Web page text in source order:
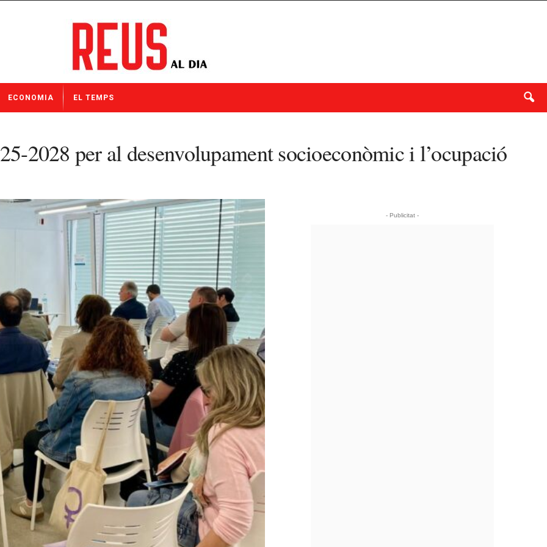
ECONOMIA EL TEMPS
2028 per al desenvolupament socioeconòmic i l’ocupació
- Publicitat -